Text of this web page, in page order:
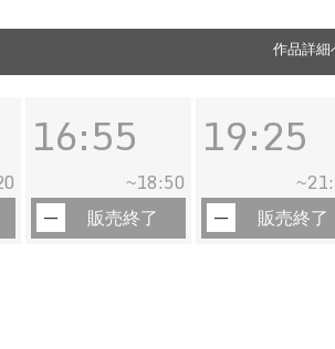
作品詳細
16:55
~18:50
販売終了
19:25
~
販売終了